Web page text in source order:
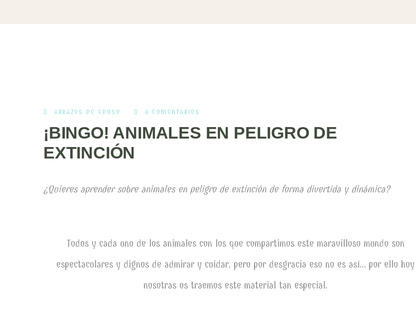
ABRAZOS DE EDUSO 0 COMENTARIOS
¡BINGO! ANIMALES EN PELIGRO DE
EXTINCIÓN
¿Quieres aprender sobre animales en peligro de extinción de forma divertida y dinámica?
Todos y cada uno de los animales con los que compartimos este maravilloso mundo son
espectaculares y dignos de admirar y cuidar, pero por desgracia eso no es así… por ello hoy
nosotras os traemos este material tan especial.